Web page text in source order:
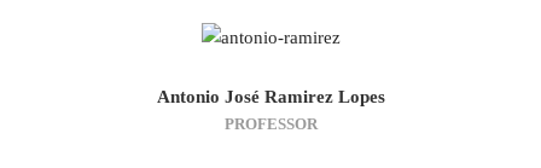
Antonio José Ramirez Lopes
PROFESSOR